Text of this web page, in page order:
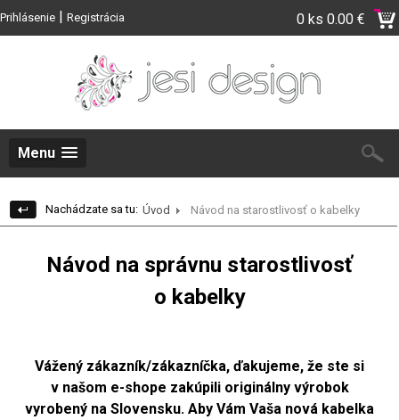
Prihlásenie | Registrácia 0 ks 0.00 €
Menu
Nachádzate sa tu: Úvod Návod na starostlivosť o kabelky
Návod na správnu starostlivosť
o kabelky
Vážený zákazník/zákazníčka, ďakujeme, že ste si
v našom e-shope zakúpilioriginálny výrobok
vyrobený na Slovensku. Aby Vám Vaša nová kabelka